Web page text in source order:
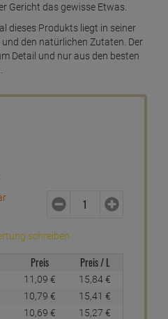
Gericht das gewisse Etwas.
dieses Produkts liegt in seiner
den natürlichen Zutaten. Der
Detail und nur aus den besten
schreiben
Preis Preis / L
11, 09 € 15, 84€
10, 79 € 15, 41 €
10, 69 € 15, 27 €